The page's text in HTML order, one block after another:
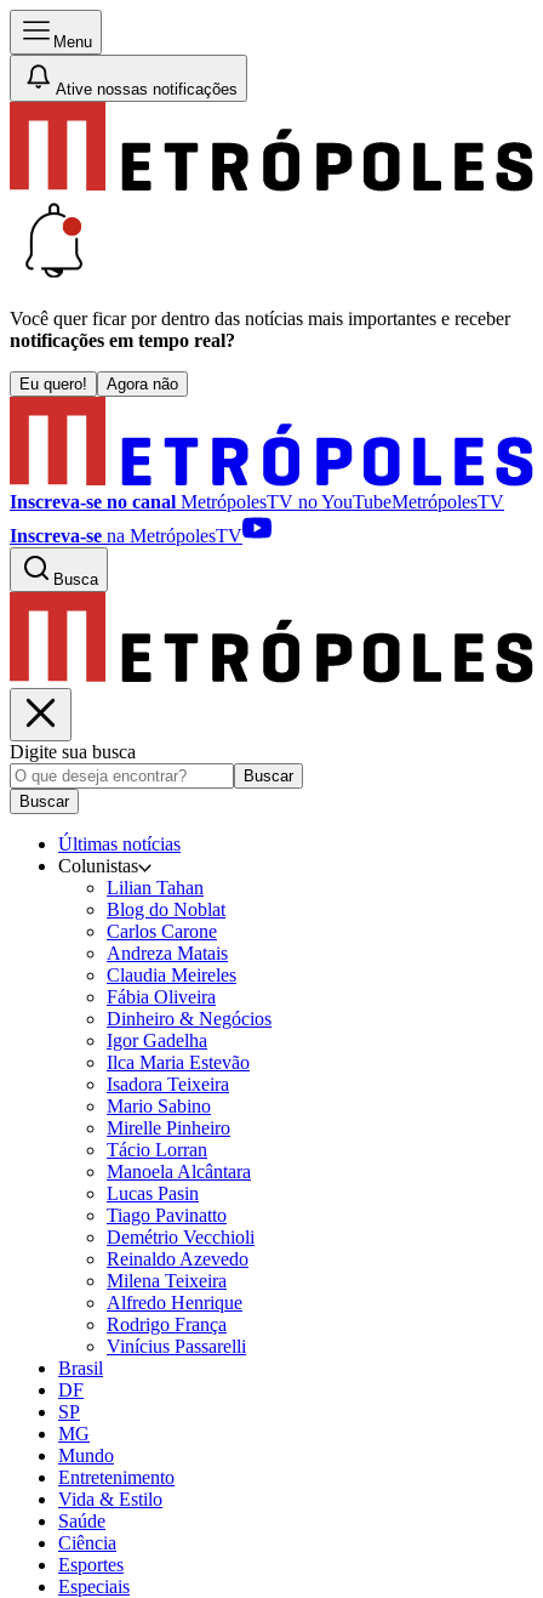
Menu
Ative nossas notificações
Você quer ficar por dentro das notícias mais importantes e receber
notificações em tempo real?
Eu quero! Agora não
Inscreva-se no canal MetrópolesTV noYouTubeMetrópolesTV
Inscreva-se na MetrópolesTV
Busca
Digite sua busca
Buscar
Buscar
Últimas notícias
Colunistas
Lilian Tahan
Blog do Noblat
Carlos Carone
Andreza Matais
Claudia Meireles
Fábia Oliveira
Dinheiro & Negócios
Igor Gadelha
Ilca Maria Estevão
Isadora Teixeira
Mario Sabino
Mirelle Pinheiro
Tácio Lorran
Manoela Alcântara
Lucas Pasin
Tiago Pavinatto
Demétrio Vecchioli
Reinaldo Azevedo
Milena Teixeira
Alfredo Henrique
Rodrigo França
Vinícius Passarelli
Brasil
DF
SP
MG
Mundo
Entretenimento
Vida & Estilo
Saúde
Ciência
Esportes
Especiais